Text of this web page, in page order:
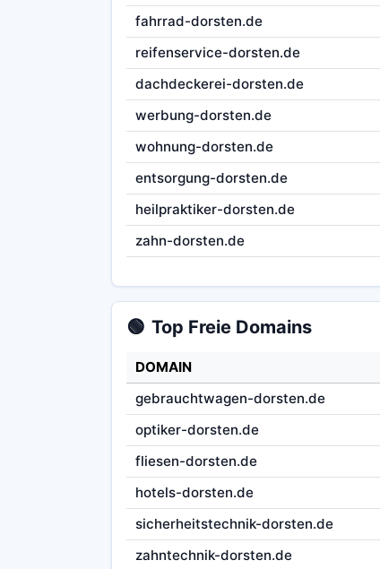
fahrrad-dorsten.de
reifenservice-dorsten.de
dachdeckerei-dorsten.de
werbung-dorsten.de
wohnung-dorsten.de
entsorgung-dorsten.de
heilpraktiker-dorsten.de
zahn-dorsten.de
🟢 Top Freie Domains
DOMAIN
gebrauchtwagen-dorsten.de
optiker-dorsten.de
fliesen-dorsten.de
hotels-dorsten.de
sicherheitstechnik-dorsten.de
zahntechnik-dorsten.de